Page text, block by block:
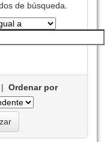
de búsqueda.
|Ordenar por